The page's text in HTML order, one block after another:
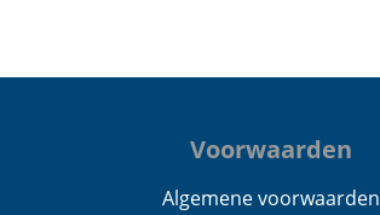
Voorwaarden
Algemene voorwaarden